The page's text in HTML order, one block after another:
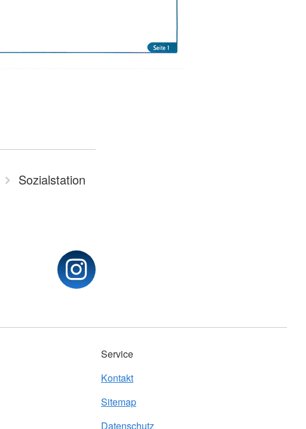
Sozialstation
Service
Kontakt
Sitemap
Datenschutz